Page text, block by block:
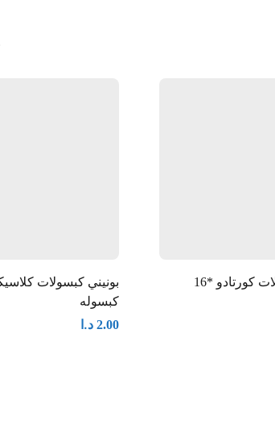
بونيني كبسولات كورتادو *16
كبسوله
2.00 د.ا